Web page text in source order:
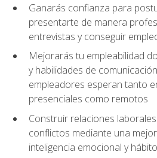
Ganarás confianza para
presentarte de manera
entrevistas y conseguir
Mejorarás tu empleabilidad
y habilidades de
empleadores esperan tanto
presenciales como remotos
Construir relaciones
conflictos mediante una
inteligencia emocional y